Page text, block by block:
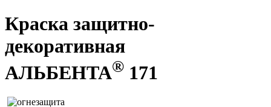
Краска защитно-
декоративная
АЛЬБЕНТА® 171